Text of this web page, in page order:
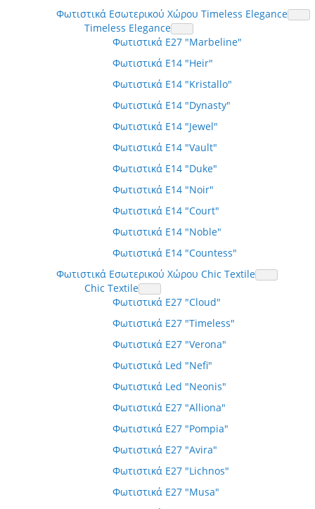
Φωτιστικά Εσωτερικού Χώρου Timeless Elegance
Timeless Elegance
Φωτιστικά E27 "Marbeline"
Φωτιστικά E14 "Heir"
Φωτιστικά E14 "Kristallo"
Φωτιστικά E14 "Dynasty"
Φωτιστικά E14 "Jewel"
Φωτιστικά E14 "Vault"
Φωτιστικά E14 "Duke"
Φωτιστικά E14 "Noir"
Φωτιστικά E14 "Court"
Φωτιστικά E14 "Noble"
Φωτιστικά E14 "Countess"
Φωτιστικά Εσωτερικού Χώρου Chic Textile
Chic Textile
Φωτιστικά E27 "Cloud"
Φωτιστικά E27 "Timeless"
Φωτιστικά E27 "Verona"
Φωτιστικά Led "Nefi"
Φωτιστικά Led "Neonis"
Φωτιστικά E27 "Alliona"
Φωτιστικά E27 "Pompia"
Φωτιστικά E27 "Avira"
Φωτιστικά E27 "Lichnos"
Φωτιστικά E27 "Musa"